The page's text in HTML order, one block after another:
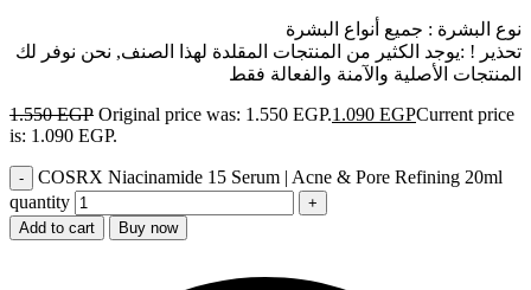
نوع البشرة : جميع أنواع البشرة
تحذير ! :يوجد الكثير من المنتجات المقلدة لهذا الصنف, نحن نوفر لك
المنتجات الأصلية والآمنة والفعالة فقط
1.550EGP Original price was: 1.550 EGP.1.090 EGPCurrent price
is: 1.090 EGP.
COSRX Niacinamide 15 Serum | Acne & Pore Refining 20ml
quantity
Add to cart Buy now